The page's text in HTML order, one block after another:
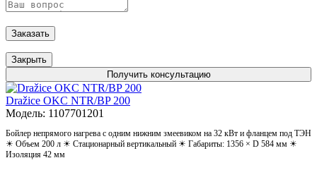
Заказать
Закрыть
Получить консультацию
Dražice OKC NTR/BP 200
Модель: 1107701201
Бойлер непрямого нагрева с одним нижним змеевиком на 32 кВт и фланцем под ТЭН
☀ Объем 200 л ☀ Стационарный вертикальный ☀ Габариты: 1356 × D 584 мм ☀
Изоляция 42 мм